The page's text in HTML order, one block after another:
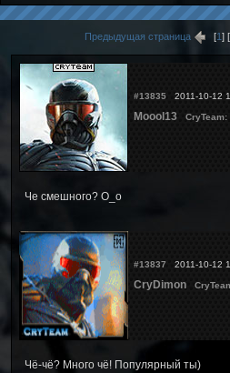
Предыдущая страница [1] [
#13835 2011-10-12
Moool13
Че смешного? О_о
#13837 2011-10-12
CryDimon
Чё-чё? Много чё! Популярный ты)